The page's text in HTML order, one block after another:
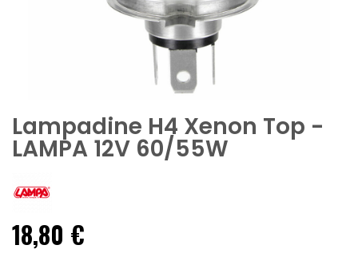
Lampadine H4 Xenon Top -
LAMPA 12V 60/55W
18,80 €